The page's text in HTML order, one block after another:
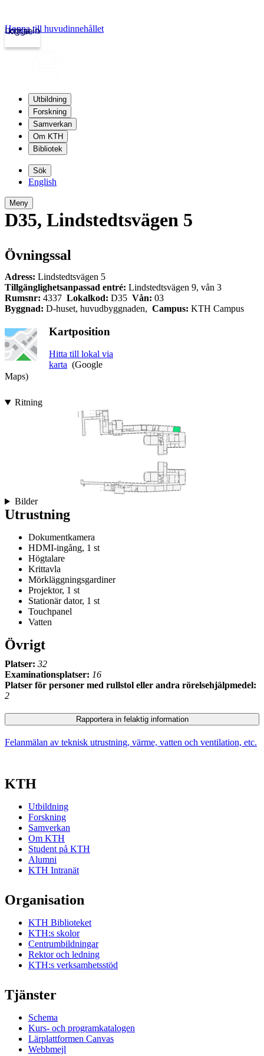
kth.se
Logga in
Hoppa till huvudinnehållet
Utbildning
Forskning
Samverkan
Om KTH
Bibliotek
Sök
English
Meny
D35, Lindstedtsvägen 5
Övningssal
Adress: Lindstedtsvägen 5
Tillgänglighetsanpassad entré: Lindstedtsvägen 9, vån 3
Rumsnr: 4337 Lokalkod: D35 Vån: 03
Byggnad: D-huset, huvudbyggnaden, Campus: KTH Campus
Kartposition
Hitta till lokal via
karta (Google
Maps)
Ritning
Bilder
Utrustning
Dokumentkamera
HDMI-ingång, 1 st
Högtalare
Krittavla
Mörkläggningsgardiner
Projektor, 1 st
Stationär dator, 1 st
Touchpanel
Vatten
Övrigt
Platser: 32
Examinationsplatser: 16
Platser för personer med rullstol eller andra rörelsehjälpmedel:
2
Rapportera in felaktig information
Felanmälan av teknisk utrustning, värme, vatten och ventilation, etc.
KTH
Utbildning
Forskning
Samverkan
Om KTH
Student på KTH
Alumni
KTH Intranät
Organisation
KTH Biblioteket
KTH:s skolor
Centrumbildningar
Rektor och ledning
KTH:s verksamhetsstöd
Tjänster
Schema
Kurs- och programkatalogen
Lärplattformen Canvas
Webbmejl